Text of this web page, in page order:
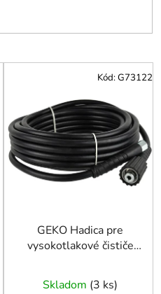
GEKO Hadica pre
vysokotlakové čističe
Skladom (3 ks)
Kód:G73122